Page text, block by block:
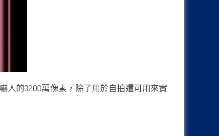
人的3200萬像素，除了用於自拍還可用來實